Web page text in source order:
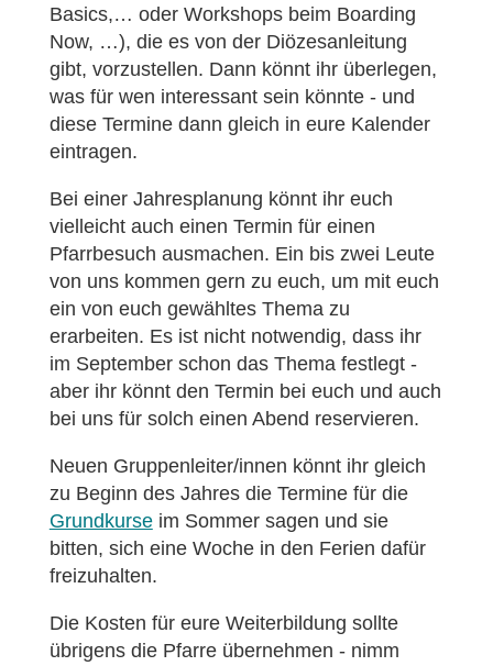
Basics,… oder Workshops beim Boarding
Now, …), die es von der Diözesanleitung
gibt, vorzustellen. Dann könnt ihr überlegen,
was für wen interessant sein könnte - und
diese Termine dann gleich in eure Kalender
eintragen.
Bei einer Jahresplanung könnt ihr euch
vielleicht auch einen Termin für einen
Pfarrbesuch ausmachen. Ein bis zwei Leute
von uns kommen gern zu euch, um mit euch
ein von euch gewähltes Thema zu
erarbeiten. Es ist nicht notwendig, dass ihr
im September schon das Thema festlegt -
aber ihr könnt den Termin bei euch und auch
bei uns für solch einen Abend reservieren.
Neuen Gruppenleiter/innen könnt ihr gleich
zu Beginn des Jahres die Termine für die
Grundkurseim Sommer sagen und sie
bitten, sich eine Woche in den Ferien dafür
freizuhalten.
Die Kosten für eure Weiterbildung sollte
übrigens die Pfarre übernehmen - nimm